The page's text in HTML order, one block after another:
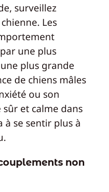
surveillez
Les
une plus
plus grande
de chiens mâles
ou son
et calme dans
à se sentir plus à
non